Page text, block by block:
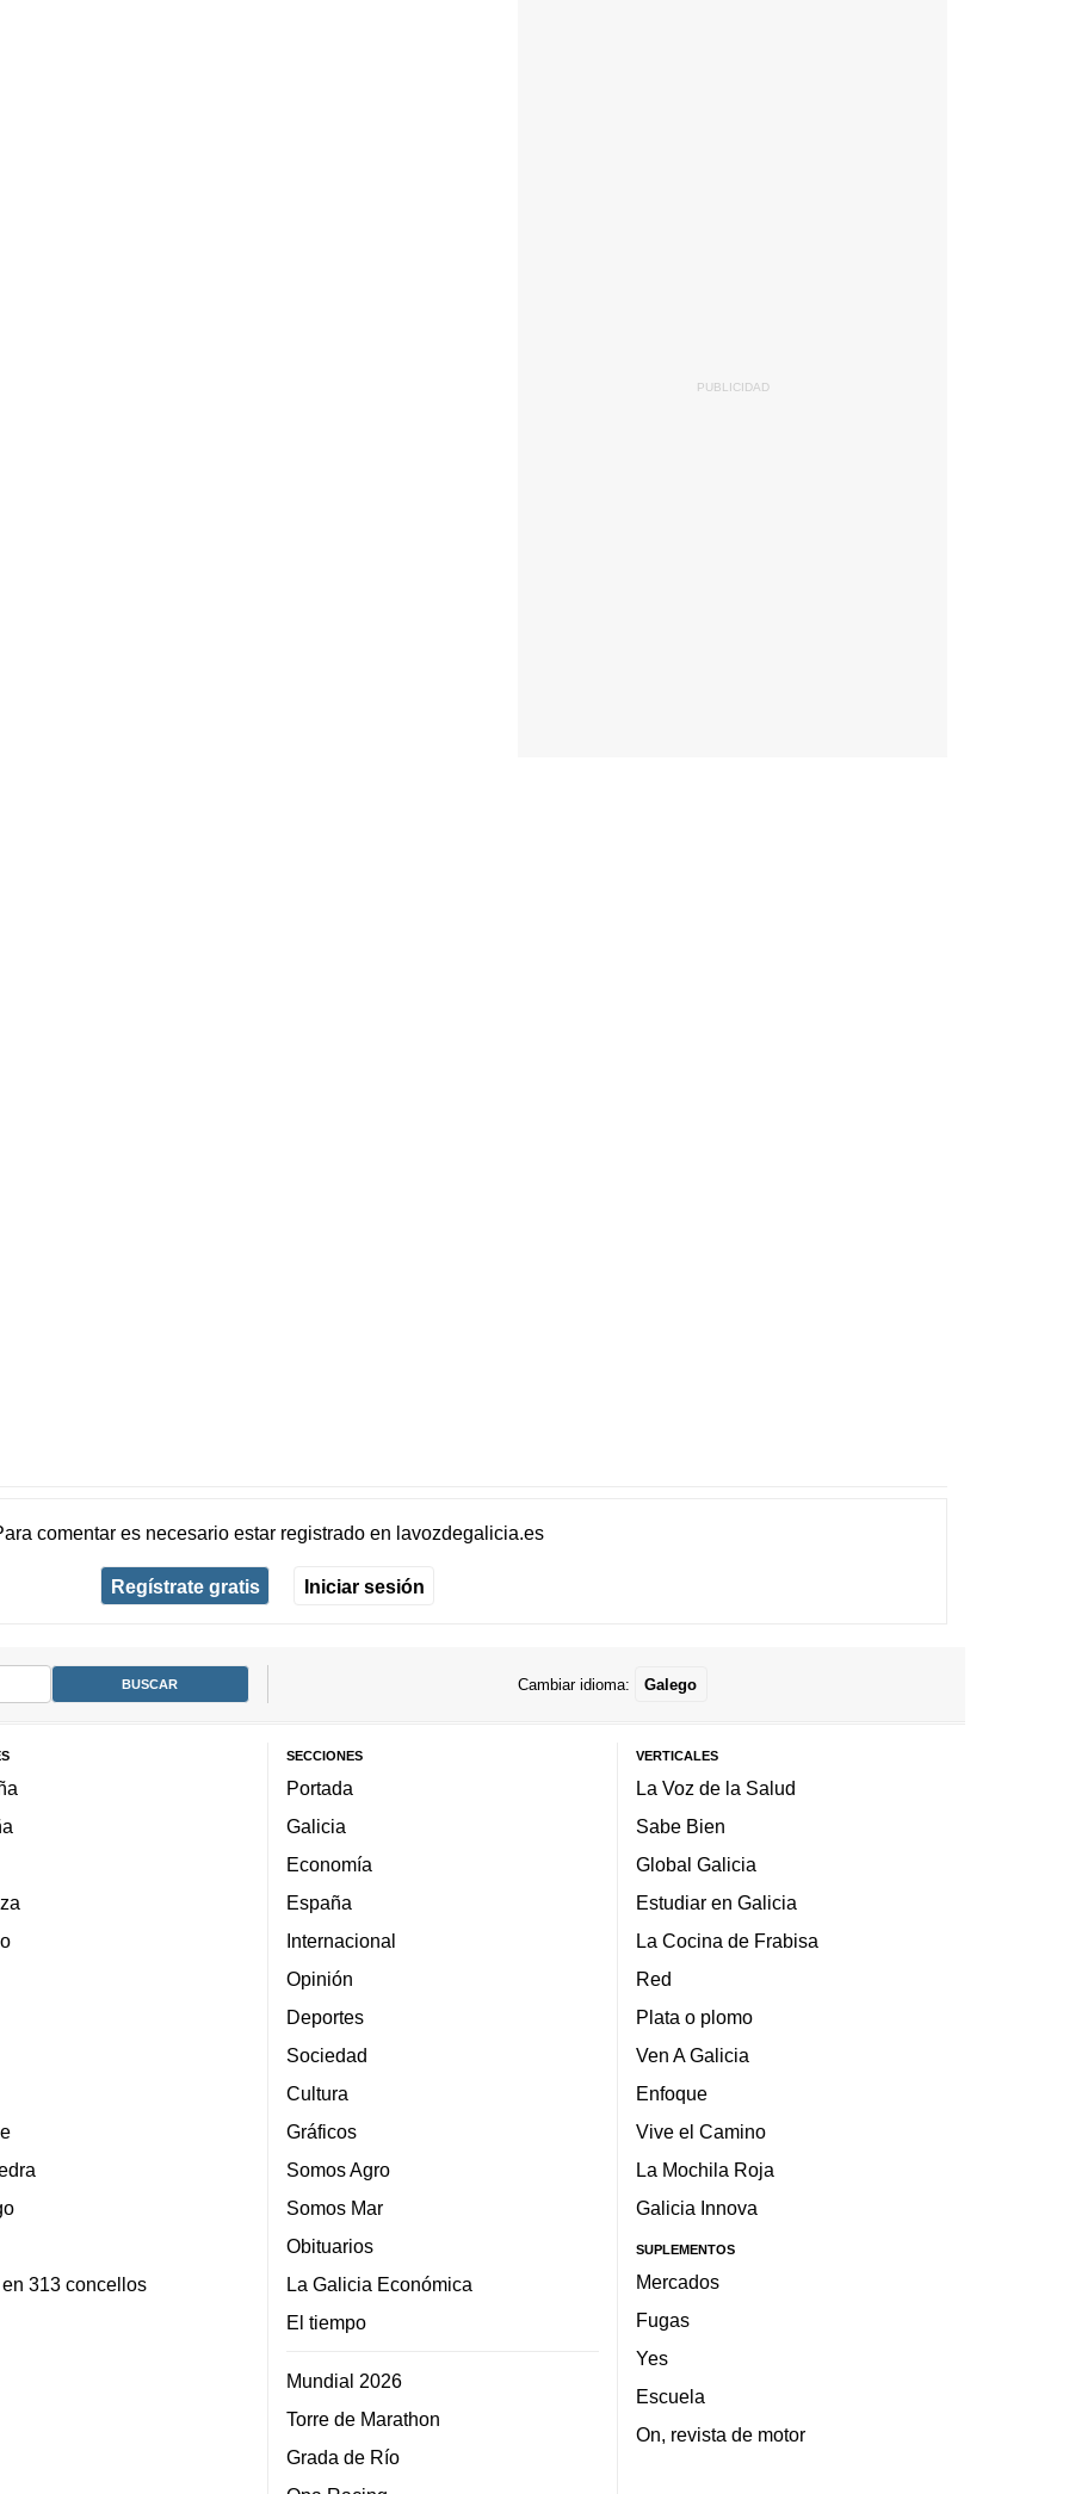
comentar es necesario estar registradoen lavozdegalicia.es
Regístrate gratis Iniciar sesión
Cambiar idioma: Galego
313 concellos
SECCIONES
Portada
Galicia
Economía
España
Internacional
Opinión
Deportes
Sociedad
Cultura
Gráficos
Somos Agro
Somos Mar
Obituarios
La Galicia Económica
El tiempo
Mundial 2026
Torre de Marathon
Grada de Río
VERTICALES
La Voz de la Salud
Sabe Bien
Global Galicia
Estudiar en Galicia
La Cocina de Frabisa
Red
Plata o plomo
Ven A Galicia
Enfoque
Vive el Camino
La Mochila Roja
Galicia Innova
SUPLEMENTOS
Mercados
Fugas
Yes
Escuela
On, revista de motor